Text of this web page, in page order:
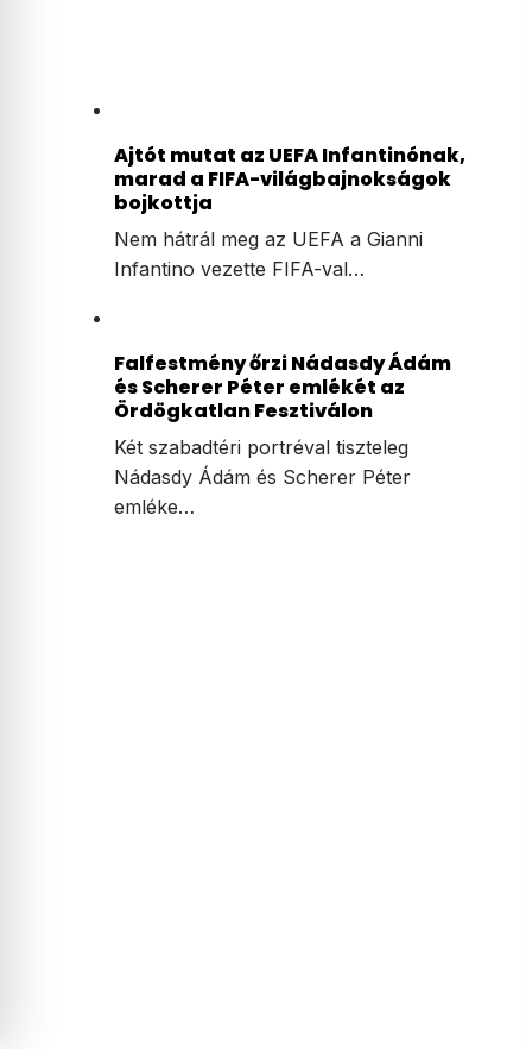
Ajtót mutat az UEFA Infantinónak,
marad a FIFA-világbajnokságok
bojkottja
Nem hátrál meg az UEFA a Gianni
Infantino vezette FIFA-val…
Falfestmény őrzi Nádasdy Ádám
és Scherer Péter emlékét az
Ördögkatlan Fesztiválon
Két szabadtéri portréval tiszteleg
Nádasdy Ádám és Scherer Péter
emléke…